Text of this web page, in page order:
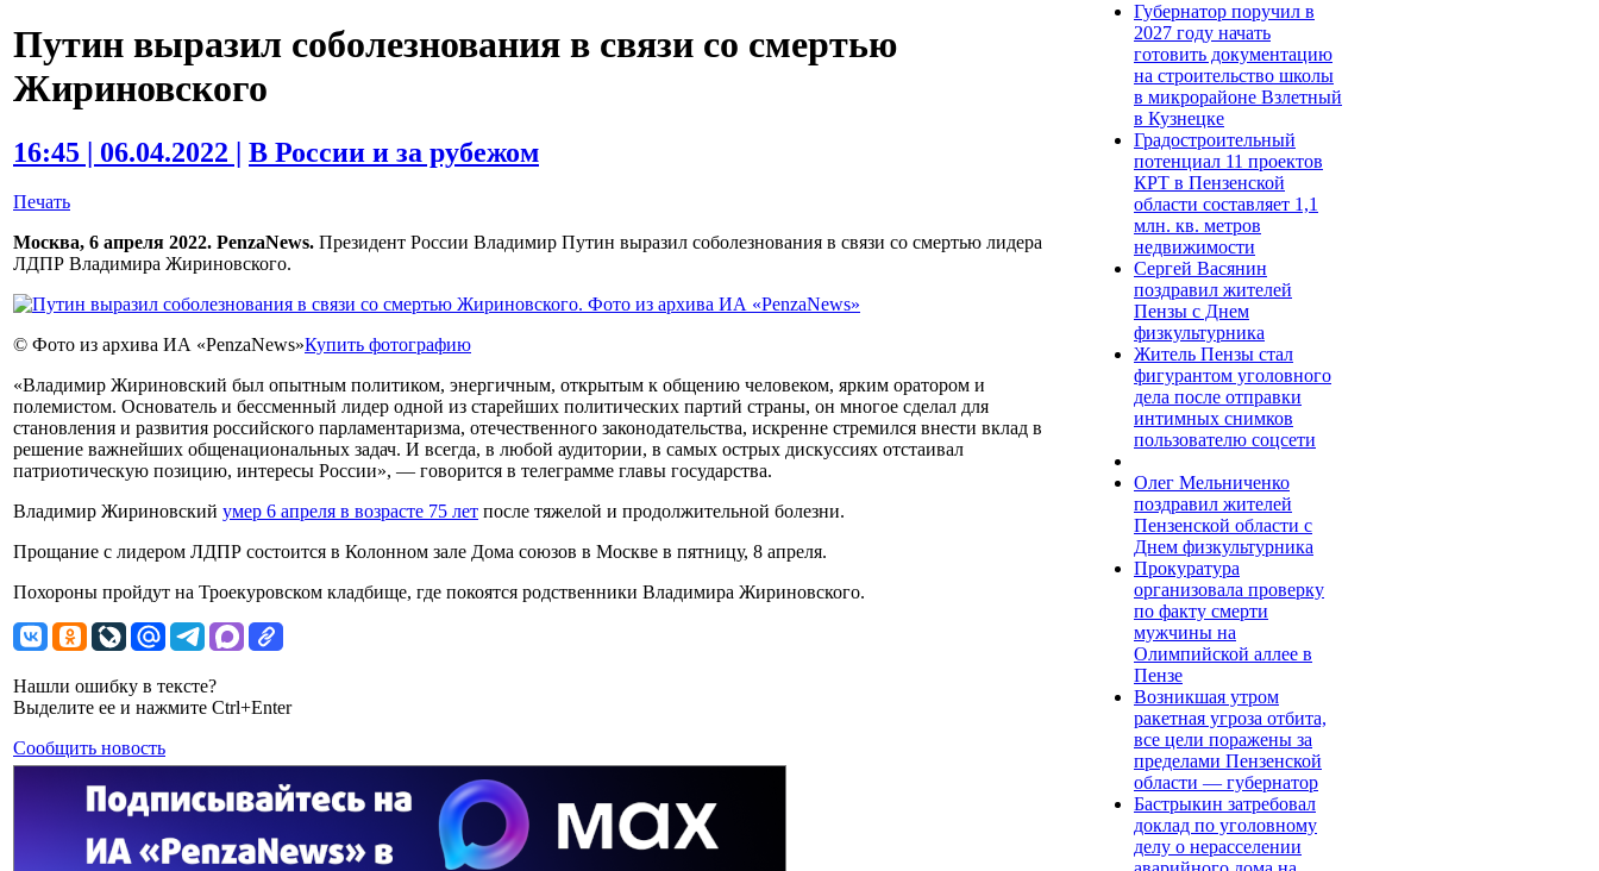
Путин выразил соболезнования в связи со смертью
Жириновского
16:45 | 06.04.2022 | В России и за рубежом
Печать
Москва, 6 апреля 2022. PenzaNews. Президент России Владимир Путин выразил соболезнования в связи со смертью лидера
ЛДПР Владимира Жириновского.
© Фото из архива ИА «PenzaNews»Купить фотографию
«Владимир Жириновский был опытным политиком, энергичным, открытым к общению человеком, ярким оратором и
полемистом. Основатель и бессменный лидер одной из старейших политических партий страны, он многое сделал для
становления и развития российского парламентаризма, отечественного законодательства, искренне стремился внести вклад в
решение важнейших общенациональных задач. И всегда, в любой аудитории, в самых острых дискуссиях отстаивал
патриотическую позицию, интересы России», — говорится в телеграмме главы государства.
Владимир Жириновский умер 6 апреля в возрасте 75 лет после тяжелой и продолжительной болезни.
Прощание с лидером ЛДПР состоится в Колонном зале Дома союзов в Москве в пятницу, 8 апреля.
Похороны пройдут на Троекуровском кладбище, где покоятся родственники Владимира Жириновского.
Нашли ошибку в тексте?
Выделите ее и нажмите Ctrl+Enter
Сообщить новость
Губернатор поручил в
2027 году начать
готовить документацию
на строительство школы
в микрорайоне Взлетный
в Кузнецке
Градостроительный
потенциал 11 проектов
КРТ в Пензенской
области составляет 1,1
млн. кв. метров
недвижимости
Сергей Васянин
поздравил жителей
Пензы с Днем
физкультурника
Житель Пензы стал
фигурантом уголовного
дела после отправки
интимных снимков
пользователю соцсети
Олег Мельниченко
поздравил жителей
Пензенской области с
Днем физкультурника
Прокуратура
организовала проверку
по факту смерти
мужчины на
Олимпийской аллее в
Пензе
Возникшая утром
ракетная угроза отбита,
все цели поражены за
пределами Пензенской
области — губернатор
Бастрыкин затребовал
доклад по уголовному
делу о нерасселении